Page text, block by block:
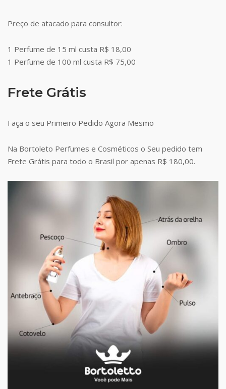
Preço de atacado para consultor:
1 Perfume de 15 ml custa R$ 18,00
1 Perfume de 100 ml custa R$ 75,00
Frete Grátis
Faça o seu Primeiro Pedido Agora Mesmo
Na Bortoleto Perfumes e Cosméticos o Seu pedido tem
Frete Grátis para todo o Brasil por apenas R$ 180,00.